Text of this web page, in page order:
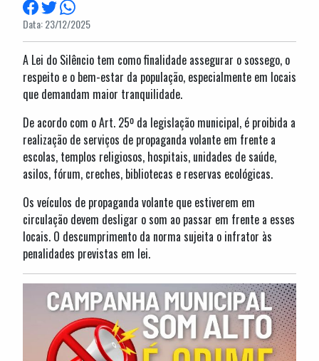
Data: 23/12/2025
A Lei do Silêncio tem como finalidade assegurar o sossego, o
respeito e o bem-estar da população, especialmente em locais
que demandam maior tranquilidade.
De acordo com o Art. 25º da legislação municipal, é proibida a
realização de serviços de propaganda volante em frente a
escolas, templos religiosos, hospitais, unidades de saúde,
asilos, fórum, creches, bibliotecas e reservas ecológicas.
Os veículos de propaganda volante que estiverem em
circulação devem desligar o som ao passar em frente a esses
locais. O descumprimento da norma sujeita o infrator às
penalidades previstas em lei.